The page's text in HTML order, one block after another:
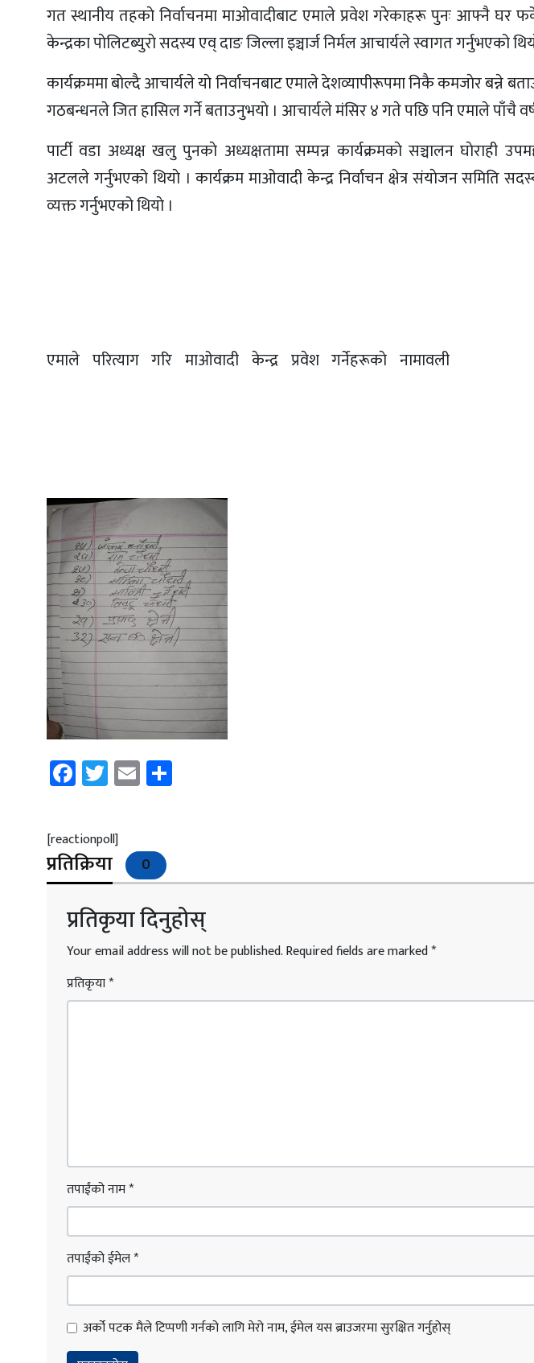
गत स्थानीय तहकाे निर्वाचनमा माओवादीबाट एमाले प्रवेश गरेकाहरू पुनः आफ्नै घर
केन्द्रका पाेलिटब्युराे सदस्य एव् दाङ जिल्ला इञ्चार्ज निर्मल आचार्यले स्वागत गर्नुभएको
कार्यक्रममा बाेल्दै आचार्यले याे निर्वाचनबाट एमाले देशव्यापीरूपमा निकै कमजाेर बन्ने
गठबन्धनले जित हासिल गर्ने बताउनुभयाे । आचार्यले मंसिर ४ गते पछि पनि एमाले पाँचै
पार्टी वडा अध्यक्ष खलु पुनकाे अध्यक्षतामा सम्पन्न कार्यक्रमकाे सञ्चालन घाेराही
अटलले गर्नुभएको थियाे । कार्यक्रम माओवादी केन्द्र निर्वाचन क्षेत्र संयाेजन समिति
व्यक्त गर्नुभएको थियाे ।
एमाले परित्याग गरि माओवादी केन्द्र प्रवेश गर्नेहरूकाे
Facebook
Twitter
Email
[reactionpoll]
प्रतिक्रिया 0
प्रतिकृया दिनुहोस्
Your email address will not be published.Required fields are marked*
प्रतिकृया*
तपाईंको नाम*
तपाईंको ईमेल*
अर्को पटक मैले टिप्पणी गर्नको लागि मेरो नाम, ईमेल यस ब्राउजरमा सुरक्षित गर्नुहोस्